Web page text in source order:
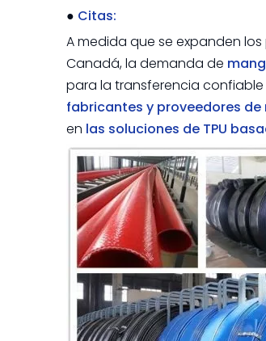
● Citas:
A medida que se expanden
Canadá, la demanda de
para la transferencia confiable
fabricantes y proveedores
en las soluciones de TPU